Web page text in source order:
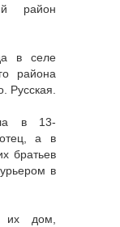
район
в селе
района
Русская.
в 13-
а в
братьев
в
их дом,